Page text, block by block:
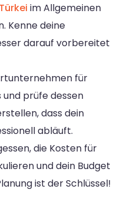
Türkei im Allgemeinen
Kenne deine
darauf vorbereitet
für
und prüfe dessen
dass dein
abläuft.
die Kosten für
und dein Budget
ist der Schlüssel!